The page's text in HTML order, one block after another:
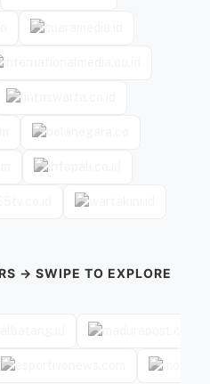
→ SWIPE TO EXPLORE